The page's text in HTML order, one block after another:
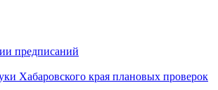
предписаний
Хабаровского края плановых проверок